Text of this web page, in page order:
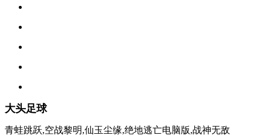
大头足球
青蛙跳跃,空战黎明,仙玉尘缘,绝地逃亡电脑版,战神无敌